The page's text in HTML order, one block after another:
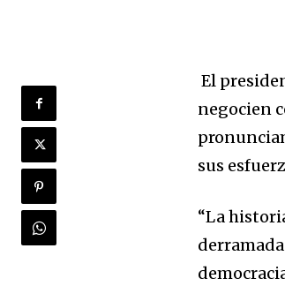
El
negocien
sus
“La